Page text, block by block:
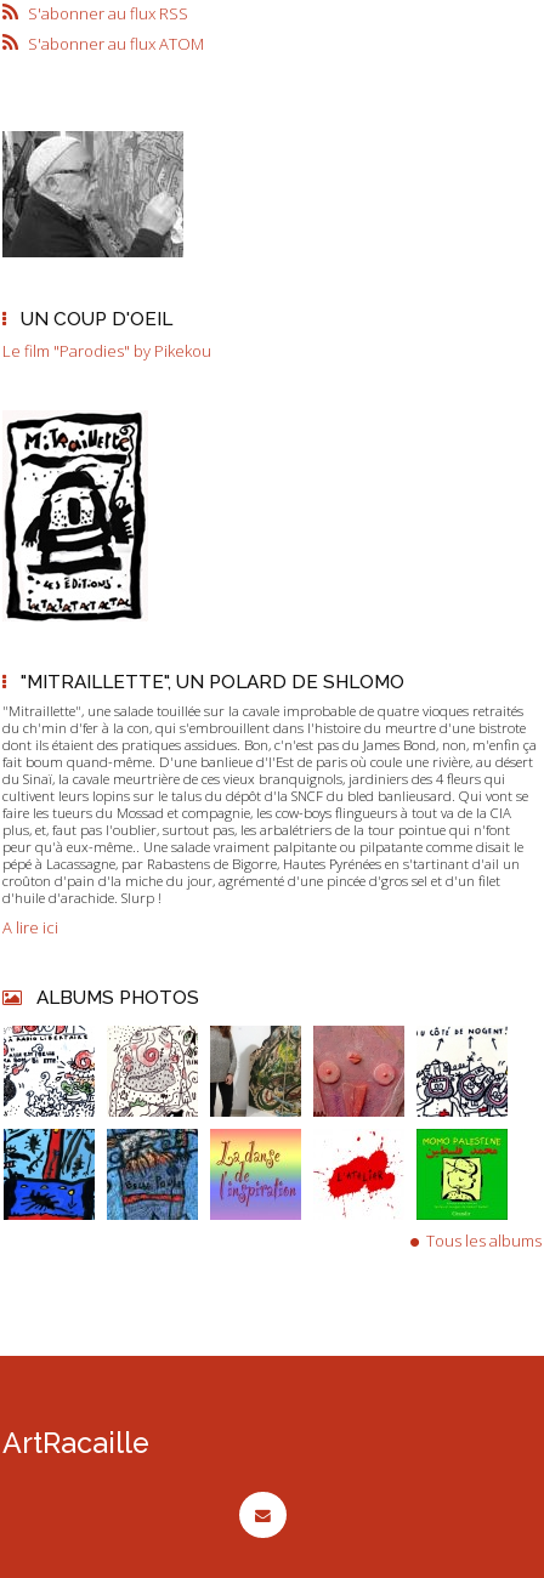
S'abonner au flux RSS
S'abonner au flux ATOM
UN COUP D'OEIL
Le film "Parodies" by Pikekou
"MITRAILLETTE", UN POLARD DE SHLOMO
"Mitraillette", une salade touillée sur la cavale improbable de quatre vioques retraités
du ch'min d'fer à la con, qui s'embrouillent dans l'histoire du meurtre d'une bistrote
dont ils étaient des pratiques assidues. Bon, c'n'est pas du James Bond, non, m'enfin ça
fait boum quand-même. D'une banlieue d'l'Est de paris où coule une rivière, au désert
du Sinaï, la cavale meurtrière de ces vieux branquignols, jardiniers des 4 fleurs qui
cultivent leurs lopins sur le talus du dépôt d'la SNCF du bled banlieusard. Qui vont se
faire les tueurs du Mossad et compagnie, les cow-boys flingueurs à tout va de la CIA
plus, et, faut pas l'oublier, surtout pas, les arbalétriers de la tour pointue qui n'font
peur qu'à eux-même.. Une salade vraiment palpitante ou pilpatante comme disait le
pépé à Lacassagne, par Rabastens de Bigorre, Hautes Pyrénées en s'tartinant d'ail un
croûton d'pain d'la miche du jour, agrémenté d'une pincée d'gros sel et d'un filet
d'huile d'arachide. Slurp !
A lire ici
ALBUMS PHOTOS
Tous les albums
ArtRacaille